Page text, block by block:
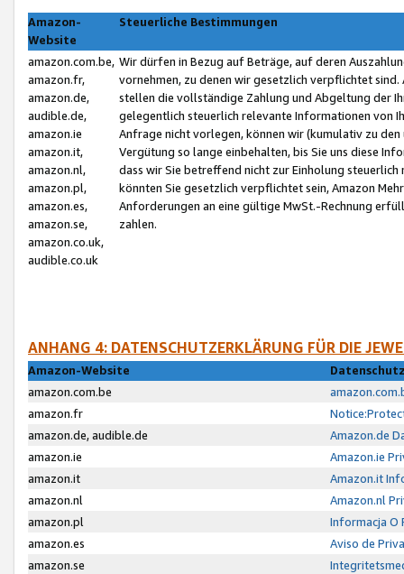
Amazon-
Website
Steuerliche Bestimmungen
amazon.com.be,
amazon.fr,
amazon.de,
audible.de,
amazon.ie
amazon.it,
amazon.nl,
amazon.pl,
amazon.es,
amazon.se,
amazon.co.uk,
audible.co.uk
Wir dürfen in Bezug auf Beträge, auf deren
vornehmen, zu denen wir gesetzlich verpflichtet
stellen die vollständige Zahlung und Abgeltung der
gelegentlich steuerlich relevante Informationen von
Anfrage nicht vorlegen, können wir (kumulativ zu
Vergütung so lange einbehalten, bis Sie uns diese
dass wir Sie betreffend nicht zur Einholung
könnten Sie gesetzlich verpflichtet sein, Amazon
Anforderungen an eine gültige MwSt.-Rechnung
zahlen.
ANHANG 4: DATENSCHUTZERKLÄRUNG FÜR DIE
Amazon-Website
amazon.com.be
amazon.fr
amazon.de, audible.de
Amazon.de
amazon.ie
Amazon.ie
amazon.it
Amazon.it
amazon.nl
Amazon.nl
amazon.pl
Informacja O
amazon.es
Aviso de
amazon.se